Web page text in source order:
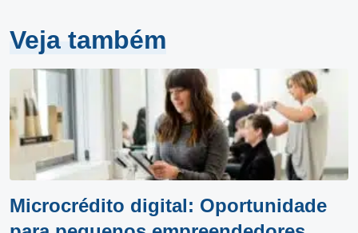
Veja também
Microcrédito digital: Oportunidade